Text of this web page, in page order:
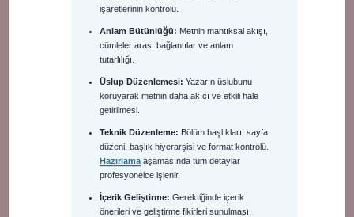
işaretlerinin kontrolü.
Anlam Bütünlüğü: Metnin mantıksal akışı,
cümleler arası bağlantılar ve anlam
tutarlılığı.
Üslup Düzenlemesi: Yazarın üslubunu
koruyarak metnin daha akıcı ve etkili hale
getirilmesi.
Teknik Düzenleme: Bölüm başlıkları, sayfa
düzeni, başlık hiyerarşisi ve format kontrolü.
Hazırlama aşamasında tüm detaylar
profesyonelce işlenir.
İçerik Geliştirme: Gerektiğinde içerik
önerileri ve geliştirme fikirleri sunulması.